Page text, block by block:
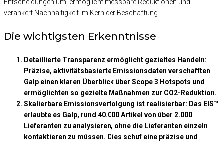
Entscheidungen um, ermöglicht messbare Reduktionen und
verankert Nachhaltigkeit im Kern der Beschaffung.
Die wichtigsten Erkenntnisse
Detaillierte Transparenz ermöglicht gezieltes Handeln:
Präzise, aktivitätsbasierte Emissionsdaten verschafften
Galp einen klaren Überblick über Scope 3 Hotspots und
ermöglichten so gezielte Maßnahmen zur CO2-Reduktion.
Skalierbare Emissionsverfolgung ist realisierbar: Das EIS™
erlaubte es Galp, rund 40.000 Artikel von über 2.000
Lieferanten zu analysieren, ohne die Lieferanten einzeln
kontaktieren zu müssen. Dies schuf eine präzise und